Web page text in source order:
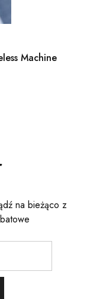
Machine
na bieżąco z